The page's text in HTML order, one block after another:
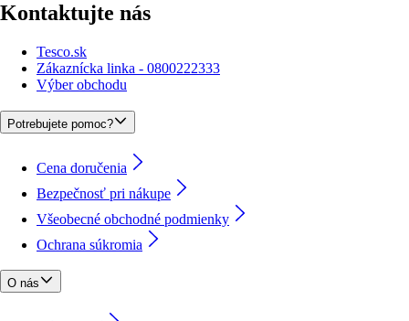
Kontaktujte nás
Tesco.sk
Zákaznícka linka - 0800222333
Výber obchodu
Potrebujete pomoc?
Cena doručenia
Bezpečnosť pri nákupe
Všeobecné obchodné podmienky
Ochrana súkromia
O nás